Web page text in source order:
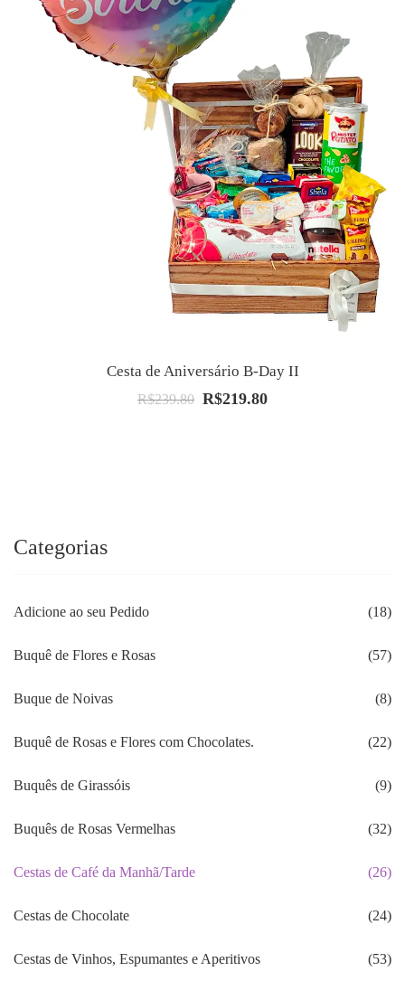
Cesta de Aniversário B-Day II
R$239.80 O
R$219.80O
Categorias
Adicione ao seu Pedido (18)
Buquê de Flores e Rosas (57)
Buque de Noivas (8)
Buquê de Rosas e Flores com Chocolates. (22)
Buquês de Girassóis (9)
Buquês de Rosas Vermelhas (32)
Cestas de Café da Manhã/Tarde (26)
Cestas de Chocolate (24)
Cestas de Vinhos, Espumantes e Aperitivos (53)